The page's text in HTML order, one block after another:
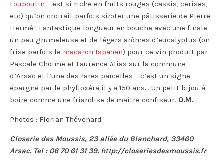
Louboutin – est si riche en fruits rouges (cassis, cerises,
etc) qu’on croirait parfois siroter une pâtisserie de Pierre
Hermé ! Fantastique longueur en bouche avec une finale
un peu grumeleuse et de légers arômes d’eucalyptus (on
frise parfois le macaron Ispahan) pour ce vin produit par
Pascale Choime et Laurence Alias sur la commune
d’Arsac et l’une des rares parcelles – c’est un signe –
épargné par le phylloxéra il y a 150 ans… Un petit bijou à
boire comme une friandise de maître confiseur. O.M.
Photos : Florian Thévenard
Closerie des Moussis, 23 allée du Blanchard, 33460
Arsac. Tel : 06 70 61 31 39. http://closeriesdesmoussis.fr